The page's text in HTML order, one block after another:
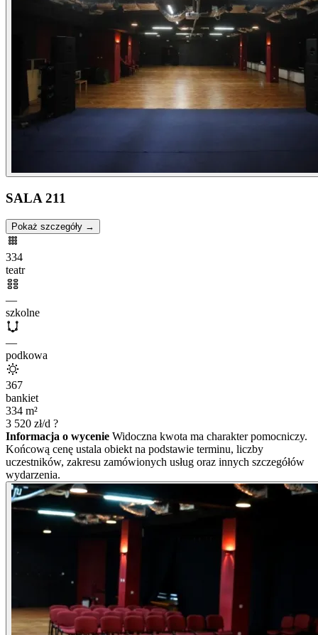
SALA 211
Pokaż szczegóły →
334
teatr
—
szkolne
—
podkowa
367
bankiet
334 m²
3 520 zł/d ?
Informacja o wycenie Widoczna kwota ma charakter pomocniczy.
Końcową cenę ustala obiekt na podstawie terminu, liczby
uczestników, zakresu zamówionych usług oraz innych szczegółów
wydarzenia.